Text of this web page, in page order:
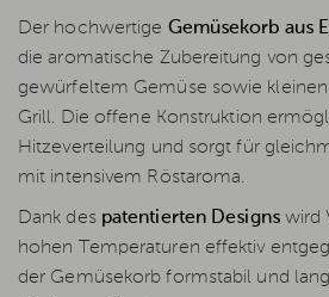
Der hochwertige Gemüsekorb aus
die aromatische Zubereitung von
gewürfeltem Gemüse sowie
Grill. Die offene Konstruktion
Hitzeverteilung und sorgt für
mit intensivem Röstaroma.
Dank des patentierten Designswird
hohen Temperaturen effektiv
der Gemüsekorb formstabil und